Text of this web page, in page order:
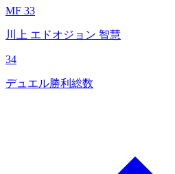
MF 33
川上 エドオジョン 智慧
34
デュエル勝利総数